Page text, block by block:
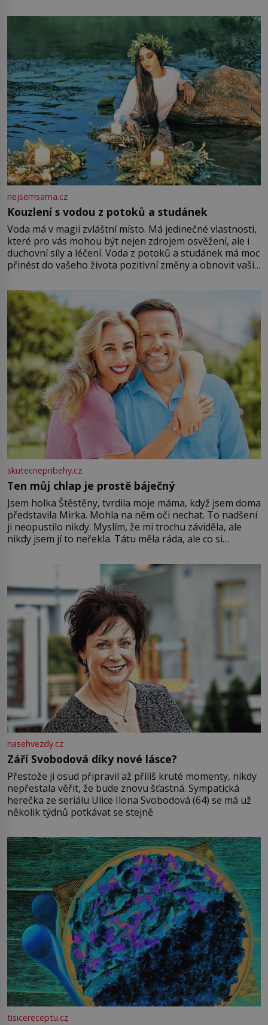
milostpaní. Stačí jenom na sukni,“ zhodnotí švadlena
množství růžového mušelínu. „Ošidili vás, podívejte.“
Vezme do ruky dřevěnou
nejsemsama.cz
Kouzlení s vodou z potoků a studánek
Voda má v magii zvláštní místo. Má jedinečné vlastnosti,
které pro vás mohou být nejen zdrojem osvěžení, ale i
duchovní síly a léčení. Voda z potoků a studánek má moc
přinést do vašeho života pozitivní změny a obnovit vaši
můžete obohatit své rituály a přinést do svého života
větší harmonii a klid. Je důležité
skutecnepribehy.cz
Ten můj chlap je prostě báječný
Jsem holka Štěstěny, tvrdila moje máma, když jsem doma
představila Mirka. Mohla na něm oči nechat. To nadšení
ji neopustilo nikdy. Myslím, že mi trochu záviděla, ale
nikdy jsem jí to neřekla. Tátu měla ráda, ale co si
Jsme spolu moc rádi Tehdy byla jiná doba, když
nasehvezdy.cz
Září Svobodová díky nové lásce?
Přestože jí osud připravil až příliš kruté momenty, nikdy
nepřestala věřit, že bude znovu šťastná. Sympatická
herečka ze seriálu Ulice Ilona Svobodová (64) se má už
několik týdnů potkávat se stejně
tisicereceptu.cz